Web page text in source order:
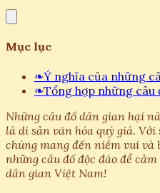
Mục lục
❧Ý nghĩa của những
❧Tổng hợp những câu
Những câu đố dân gian hại
là di sản văn hóa quý giá.
chúng mang đến niềm vui và
những câu đố độc đáo để
dân gian Việt Nam!